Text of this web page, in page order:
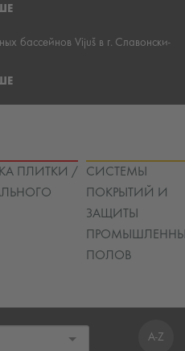
бассейнов Vijuš в г. Славонски-
ПЛИТКИ /
СИСТЕМЫ
ПОКРЫТИЙ И
ЗАЩИТЫ
ПОЛОВ
A-Z